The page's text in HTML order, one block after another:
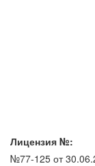
Лицензия №:
№77-125 от